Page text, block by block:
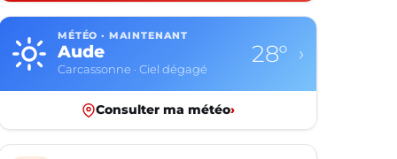
MÉTÉO · MAINTENANT
Aude
Carcassonne · Ciel dégagé
28° ›
Consulter ma météo›